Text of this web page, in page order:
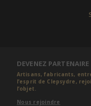
DEVENEZ PARTENAIRE
Artisans, fabricants,
l’esprit de Clepsydre,
l’objet.
Nous rejoindre